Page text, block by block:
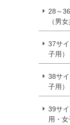
28～
（男
37サ
子用）
38サ
子用）
39サ
用・